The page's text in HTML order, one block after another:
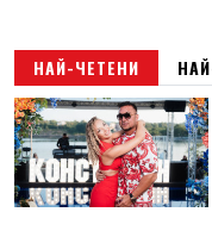
НАЙ-ЧЕТЕНИ